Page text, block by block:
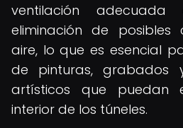
ventilación
eliminación de posibles
aire, lo que es esencial
de pinturas, grabados
artísticos que puedan
interior de los túneles.